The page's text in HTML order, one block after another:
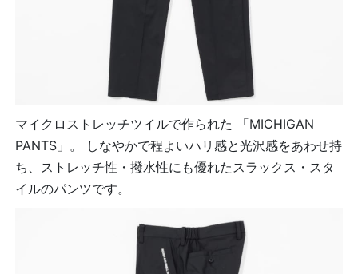
マイクロストレッチツイルで作られた 「MICHIGAN
PANTS」。 しなやかで程よいハリ感と光沢感をあわせ持
ち、ストレッチ性・撥水性にも優れたスラックス・スタ
イルのパンツです。